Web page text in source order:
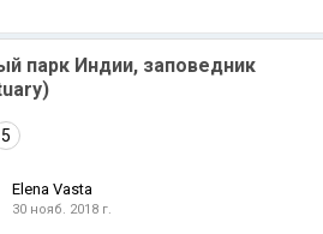
парк Индии, заповедник
5
Elena Vasta
30 нояб. 2018 г.